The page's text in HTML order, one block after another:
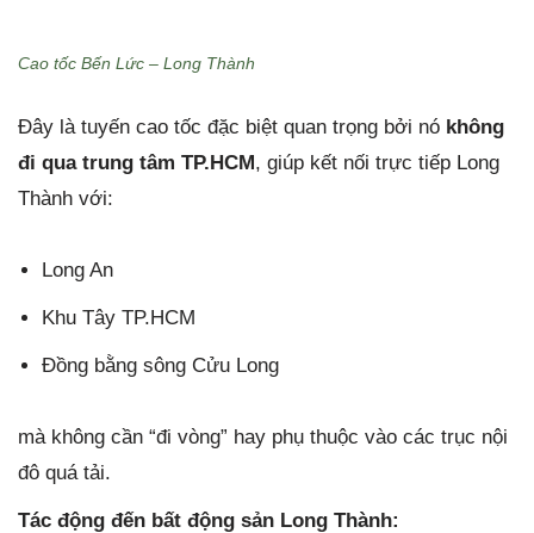
Cao tốc Bến Lức – Long Thành
Đây là tuyến cao tốc đặc biệt quan trọng bởi nó không
đi qua trung tâm TP.HCM, giúp kết nối trực tiếp Long
Thành với:
Long An
Khu Tây TP.HCM
Đồng bằng sông Cửu Long
mà không cần “đi vòng” hay phụ thuộc vào các trục nội
đô quá tải.
Tác động đến bất động sản Long Thành: